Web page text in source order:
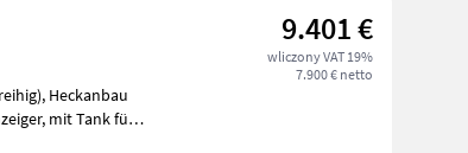
9.401 €
wliczony VAT 19%
7.900 € netto